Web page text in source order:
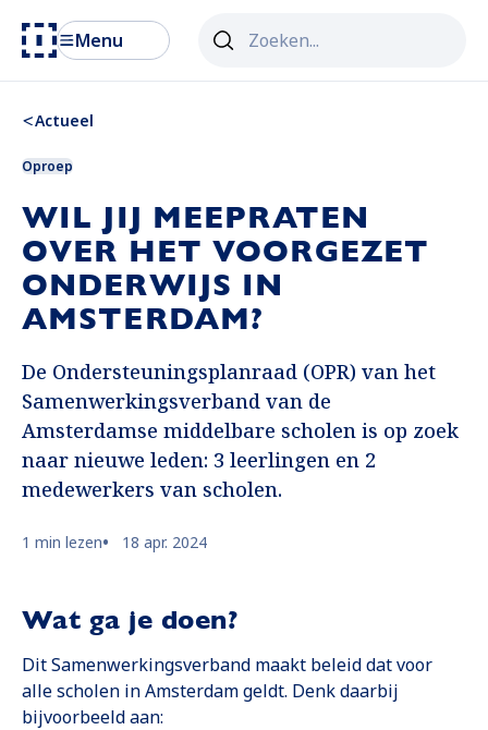
Menu
Zoekveld
Als er resultaten van autosuggest
Actueel
Oproep
WIL JIJ MEEPRATEN
OVER HET VOORGEZET
ONDERWIJS IN
AMSTERDAM?
De Ondersteuningsplanraad (OPR) van het
Samenwerkingsverband van de
Amsterdamse middelbare scholen is op zoek
naar nieuwe leden: 3 leerlingen en 2
medewerkers van scholen.
1 min lezen 18 apr. 2024
Wat ga je doen?
Dit Samenwerkingsverband maakt beleid dat voor
alle scholen in Amsterdam geldt. Denk daarbij
bijvoorbeeld aan: